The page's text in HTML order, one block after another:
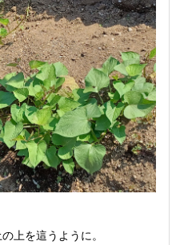
上を這うように。